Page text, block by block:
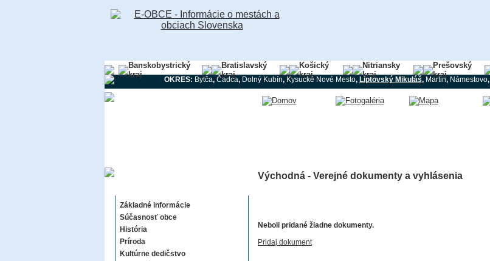
Banskobystrický
kraj
Bratislavský
kraj
Košický
kraj
Nitriansky
kraj
Prešovský
kraj
OKRES: Bytča, Čadca, Dolný Kubín, Kysucké Nové Mesto, Liptovský Mikuláš, Martin, Námestovo,
Základné informácie
Súčasnosť obce
História
Príroda
Kultúrne dedičstvo
Východná - Verejné dokumenty a vyhlásenia
Neboli pridané žiadne dokumenty.
Pridaj dokument